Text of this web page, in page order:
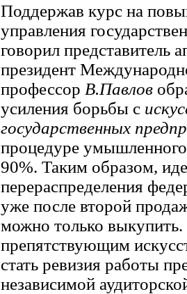
Поддержав курс на
управления
говорил представитель
президент
профессор В.Павлов
усиления борьбы с
государственных
процедуре
90%. Таким образом,
перераспределения
уже после второй
можно только
препятствующим
стать ревизия работы
независимой